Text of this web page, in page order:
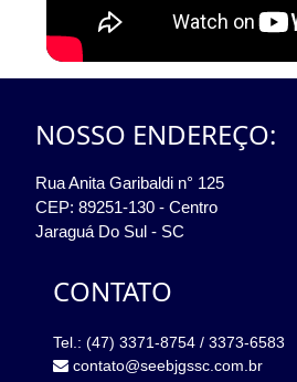
NOSSO ENDEREÇO:
Rua Anita Garibaldi n° 125
CEP: 89251-130 - Centro
Jaraguá Do Sul - SC
CONTATO
Tel.: (47) 3371-8754 / 3373-6583
contato@seebjgssc.com.br